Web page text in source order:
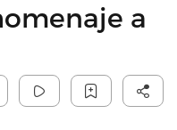
a